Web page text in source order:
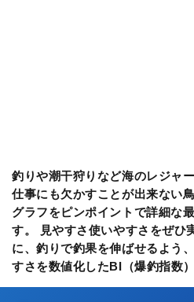
釣りや潮干狩りなど海のレジャ
仕事にも欠かすことが出来ない
グラフをピンポイントで詳細な
す。 見やすさ使いやすさをぜひ
に、釣りで釣果を伸ばせるよう
すさを数値化したBI（爆釣指数